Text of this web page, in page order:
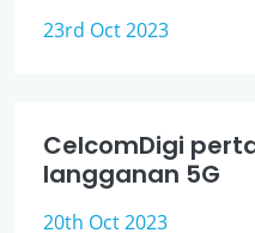
23rd Oct 2023
CelcomDigi
langganan 5G
20th Oct 2023